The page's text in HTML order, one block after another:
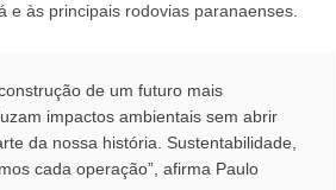
às principais rodovias paranaenses.
de um futuro mais
impactos ambientais sem abrir
da nossa história. Sustentabilidade,
cada operação”, afirma Paulo